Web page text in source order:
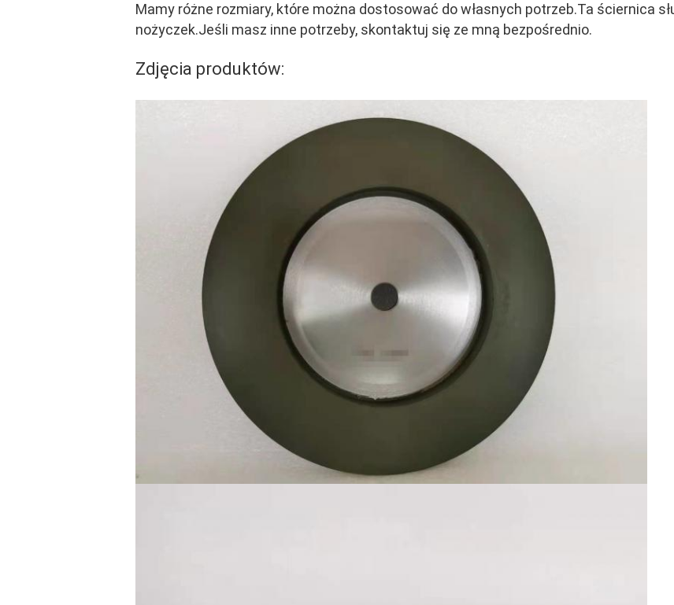
Mamy różne rozmiary, które można dostosować do własnych potrzeb.Ta ściernica
nożyczek.Jeśli masz inne potrzeby, skontaktuj się ze mną bezpośrednio.
Zdjęcia produktów: